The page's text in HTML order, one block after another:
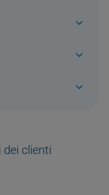
dei clienti